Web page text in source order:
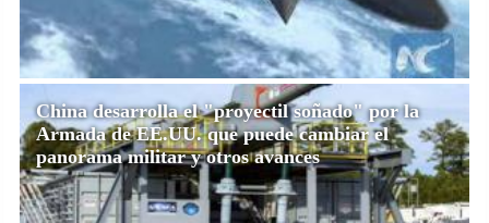
China desarrolla el "proyectil soñado" por la
Armada de EE.UU. que puede cambiar el
panorama militar y otros avances